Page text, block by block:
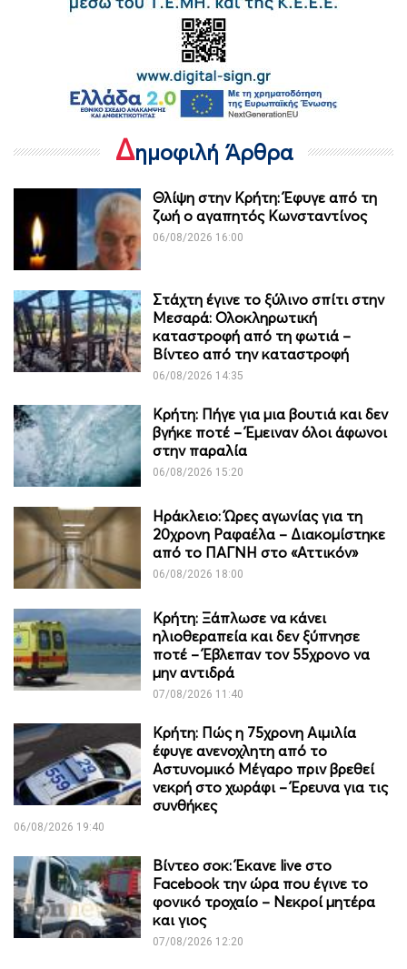
Δημοφιλή Άρθρα
Θλίψη στην Κρήτη: Έφυγε από τη
ζωή ο αγαπητός Κωνσταντίνος
06/08/2026 16:00
Στάχτη έγινε το ξύλινο σπίτι στην
Μεσαρά: Ολοκληρωτική
καταστροφή από τη φωτιά –
Βίντεο από την καταστροφή
06/08/2026 14:35
Κρήτη: Πήγε για μια βουτιά και δεν
βγήκε ποτέ – Έμειναν όλοι άφωνοι
στην παραλία
06/08/2026 15:20
Ηράκλειο: Ώρες αγωνίας για τη
20χρονη Ραφαέλα – Διακομίστηκε
από το ΠΑΓΝΗ στο «Αττικόν»
06/08/2026 18:00
Κρήτη: Ξάπλωσε να κάνει
ηλιοθεραπεία και δεν ξύπνησε
ποτέ – Έβλεπαν τον 55χρονο να
μην αντιδρά
07/08/2026 11:40
Κρήτη: Πώς η 75χρονη Αιμιλία
έφυγε ανενοχλητη από το
Αστυνομικό Μέγαρο πριν βρεθεί
νεκρή στο χωράφι – Έρευνα για τις
συνθήκες
06/08/2026 19:40
Βίντεο σοκ: Έκανε live στο
Facebook την ώρα που έγινε το
φονικό τροχαίο – Νεκροί μητέρα
και γιος
07/08/2026 12:20